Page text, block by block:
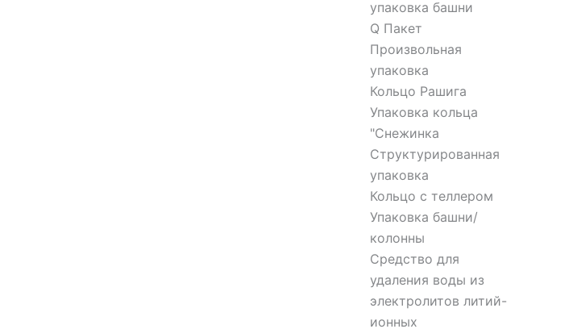
упаковка башни
Q Пакет
Произвольная
упаковка
Кольцо Рашига
Упаковка кольца
"Снежинка
Структурированная
упаковка
Кольцо с теллером
Упаковка башни/
колонны
Средство для
удаления воды из
электролитов литий-
ионных